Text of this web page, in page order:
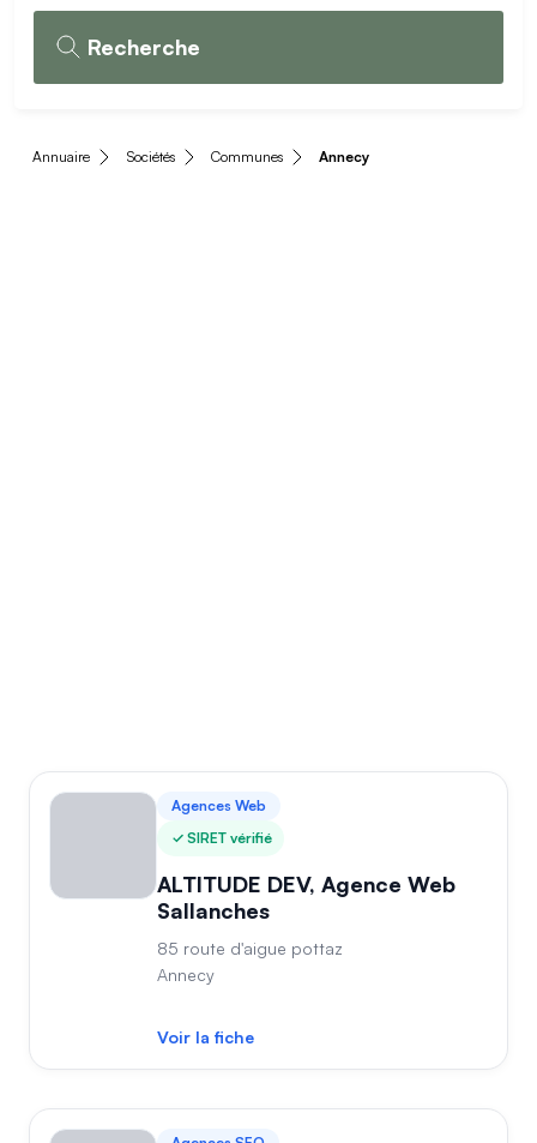
Recherche
Annuaire Sociétés Communes Annecy
Agences Web
SIRET vérifié
ALTITUDE DEV, Agence Web
Sallanches
85 route d'aigue pottaz
Annecy
Voir la fiche